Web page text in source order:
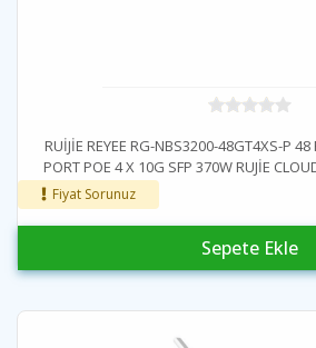
RUİJİE REYEE RG-NBS3200-48GT4XS-P
PORT POE 4 X 10G SFP 370W RUJİE
Fiyat Sorunuz
Sepete Ekle